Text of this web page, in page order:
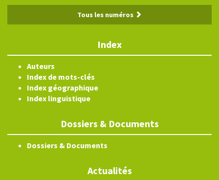
Tous les numéros
Index
Auteurs
Index de mots-clés
Index géographique
Index linguistique
Dossiers & Documents
Dossiers & Documents
Actualités